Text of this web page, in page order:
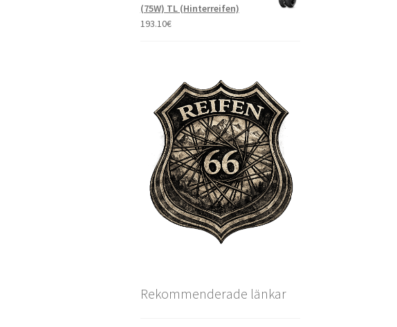
(75W) TL (Hinterreifen)
193.10€
Rekommenderade länkar